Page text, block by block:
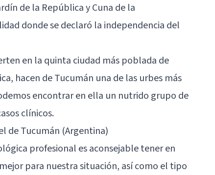
de la República y Cuna de la
donde se declaró la independencia del
en la quinta ciudad más poblada de
hacen de Tucumán una de las urbes más
encontrar en ella un nutrido grupo de
clínicos.
de Tucumán (Argentina)
profesional es aconsejable tener en
para nuestra situación, así como el tipo